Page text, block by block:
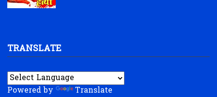
TRANSLATE
Powered by Translate